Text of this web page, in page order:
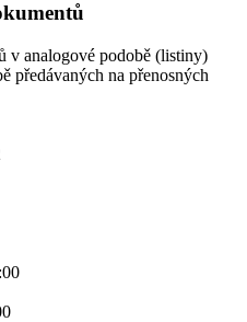
v analogové podobě (listiny)
předávaných na přenosných